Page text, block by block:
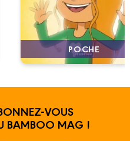
POCHE
VOUS
BAMBOO MAG !